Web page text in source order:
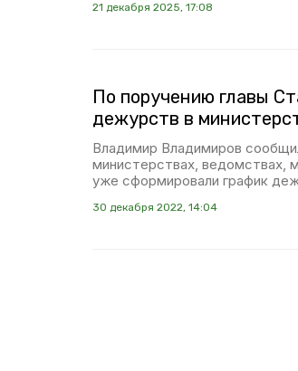
21 декабря 2025, 17:08
По поручению главы
дежурств в
Владимир Владимиров
министерствах, ведомствах,
уже сформировали график
30 декабря 2022, 14:04